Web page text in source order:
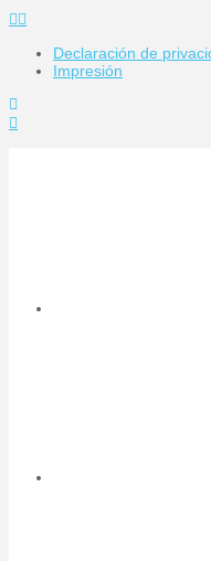
Declaración de
Impresión